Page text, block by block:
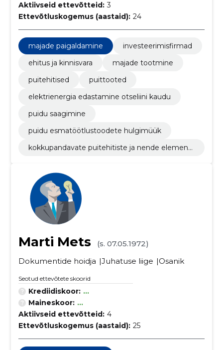
Aktiivseid ettevõtteid: 3
Ettevõtluskogemus (aastaid): 24
majade paigaldamine
investeerimisfirmad
ehitus ja kinnisvara
majade tootmine
puitehitised
puittooted
elektrienergia edastamine otseliini kaudu
puidu saagimine
puidu esmatöötlustoodete hulgimüük
kokkupandavate puitehitiste ja nende elementi
Marti Mets
(s. 07.05.1972)
Dokumentide hoidja
Juhatuse liige Osanik
Seotud ettevõtete skoorid
Krediidiskoor: ...
Maineskoor: ...
Aktiivseid ettevõtteid: 4
Ettevõtluskogemus (aastaid): 25